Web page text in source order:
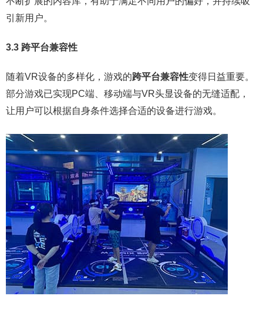
引新用户。
3.3 跨平台兼容性
随着VR设备的多样化，游戏的跨平台兼容性变得日益重要。
部分游戏已实现PC端、移动端与VR头显设备的无缝适配，
让用户可以根据自身条件选择合适的设备进行游戏。